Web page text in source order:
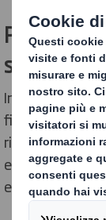
Perché
In un’economia
finale del ciclo
rifiuti di ogni
ecosistemi:
edili, solo per